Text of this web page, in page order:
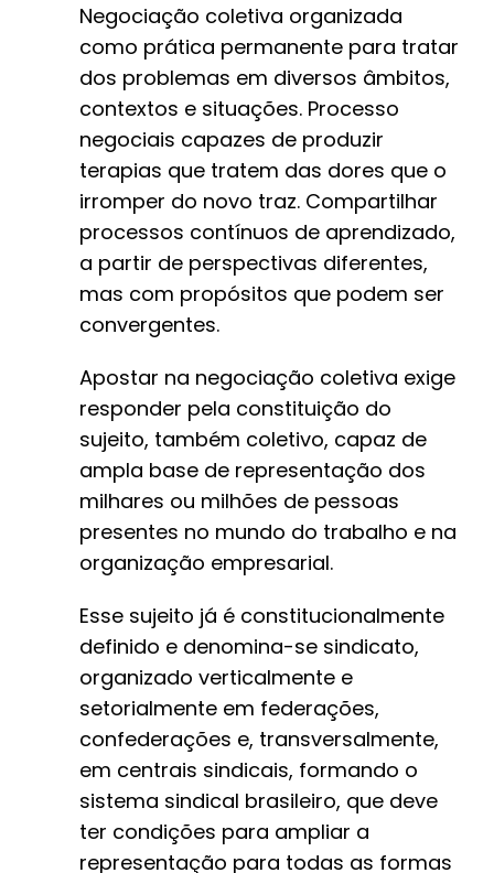
Negociação coletiva organizada
como prática permanente para tratar
dos problemas em diversos âmbitos,
contextos e situações. Processo
negociais capazes de produzir
terapias que tratem das dores que o
irromper do novo traz. Compartilhar
processos contínuos de aprendizado,
a partir de perspectivas diferentes,
mas com propósitos que podem ser
convergentes.
Apostar na negociação coletiva exige
responder pela constituição do
sujeito, também coletivo, capaz de
ampla base de representação dos
milhares ou milhões de pessoas
presentes no mundo do trabalho e na
organização empresarial.
Esse sujeito já é constitucionalmente
definido e denomina-se sindicato,
organizado verticalmente e
setorialmente em federações,
confederações e, transversalmente,
em centrais sindicais, formando o
sistema sindical brasileiro, que deve
ter condições para ampliar a
representação para todas as formas